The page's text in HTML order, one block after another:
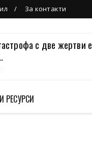
За контакти
с две жертви е
РЕСУРСИ